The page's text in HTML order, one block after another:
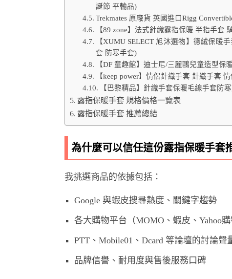
誕節 平輸品)
Trekmates 原廠貨 英國進口Rigg
【89 zone】法式針織露指保暖 半指手套
【XUMU SELECT 旭沐選物】德絨保暖
套 防寒手套)
【DF 童趣館】迪士尼/三麗鷗兒童造型保
【keep power】情侶針織手套 針織手套
【巴黎精品】針織手套保暖毛線手套防
露指保暖手套 規格價格一覽表
露指保暖手套 推薦總結
為什麼可以信任這份露指保暖手套
我挑選商品的依據包括：
Google 與蝦皮搜尋熱度、關鍵字趨勢
各大購物平台（MOMO、蝦皮、Yahoo
PTT、Mobile01、Dcard 等論壇的討論聲
品牌信譽、耐用度與售後服務口碑